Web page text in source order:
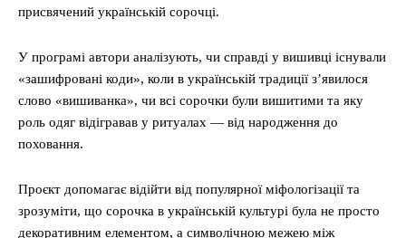
присвячений українській сорочці.
У програмі автори аналізують, чи справді у вишивці існували
«зашифровані коди», коли в українській традиції з’явилося
слово «вишиванка», чи всі сорочки були вишитими та яку
роль одяг відігравав у ритуалах — від народження до
поховання.
Проєкт допомагає відійти від популярної міфологізації та
зрозуміти, що сорочка в українській культурі була не просто
декоративним елементом, а символічною межею між